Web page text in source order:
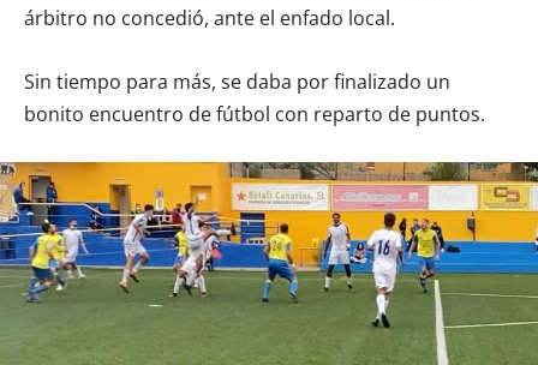
árbitro no concedió, ante el enfado local.
Sin tiempo para más, se daba por finalizado un
bonito encuentro de fútbol con reparto de puntos.